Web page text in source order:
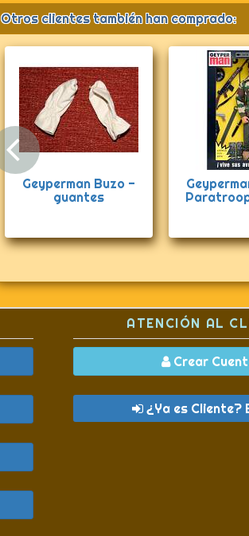
Otros clientes también han comprado:
Geyperman Buzo -
guantes
Anterior
ATENCIÓN AL
Crear
¿Ya es Cliente?